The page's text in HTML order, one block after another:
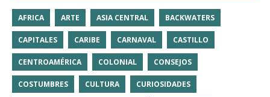
AFRICA ARTE ASIA CENTRAL BACKWATERS
CAPITALES CARIBE CARNAVAL CASTILLO
CENTROAMÉRICA COLONIAL CONSEJOS
COSTUMBRES CULTURA CURIOSIDADES